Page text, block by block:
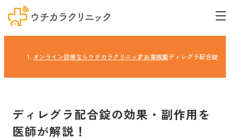
オンライン診療ならウチカラクリニックお薬検索ディレグラ配合錠の
ディレグラ配合錠の効果・副作用を
医師が解説！